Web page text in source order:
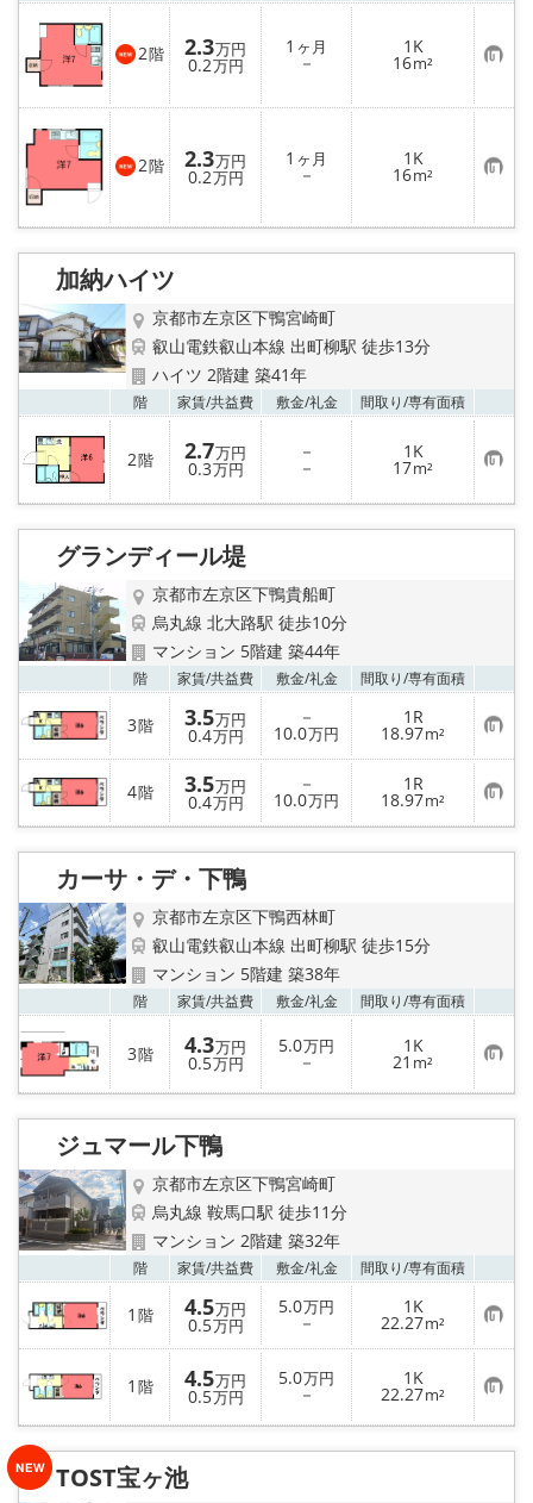
IT重説について
スタッフ紹介
賃貸管理の北白川店
店舗情報·アクセス
メールでお問い合わせ
2階 2.3万円
0.2万円
1 ヶ月
－
1K
16m² お
気
に
入
り
登
録
2階 2.3万円
0.2万円
1 ヶ月
－
1K
16m² お
気
に
入
登
加納ハイツ
京都市左京区下鴨宮崎町
叡山電鉄叡山本線 出町柳駅 徒歩13分
ハイツ 2階建 築41年
階 家賃/共益費 敷金/礼金 間取り/専有面積
2階 2.7万円
0.3万円
－
－
1K
17m² お
気
に
り
グランディール堤
京都市左京区下鴨貴船町
烏丸線 北大路駅 徒歩10分
マンション 5階建 築44年
階 家賃/共益費 敷金/礼金 間取り/専有面積
3階 3.5万円
0.4万円
－
10.0万円
1R
18.97m² お
気
に
入
り
登
録
4階 3.5万円
0.4万円
－
10.0万円
1R
18.97m² お
気
に
入
カーサ・デ・下鴨
京都市左京区下鴨西林町
叡山電鉄叡山本線 出町柳駅 徒歩15分
マンション 5階建 築38年
階 家賃/共益費 敷金/礼金 間取り/専有面積
3階 4.3万円
0.5万円
5.0万円
－
1K
21 m² お
気
に
り
ジュマール下鴨
京都市左京区下鴨宮崎町
烏丸線 鞍馬口駅 徒歩11分
マンション 2階建 築32年
階 家賃/共益費 敷金/礼金 間取り/専有面積
1 階 4.5万円
0.5万円
5.0万円
－
1K
22.27m² お
気
に
入
り
登
録
1 階 4.5万円
0.5万円
5.0万円
－
1K
22.27m² お
気
に
り
TOST宝ヶ池